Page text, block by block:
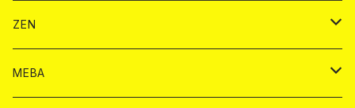
ヴーヴクリコ カード
ノーマル カード
プレミアム カード
ドリンク カード
１ドリンクカード
チェキ カード
モエシャンドン カード
ヴーヴクリコ カード
BAIKA カード
ノーマル カード
ドリンク カード
ドリンク
1ドリンク
チェキ
ZEN
ドリンク
MEBA